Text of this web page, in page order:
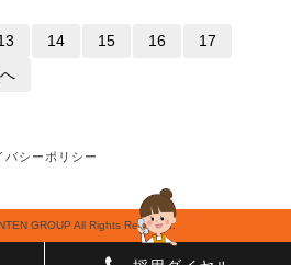
14 15 16
17
バシーポリシー
GROUP All Rights Reserved.